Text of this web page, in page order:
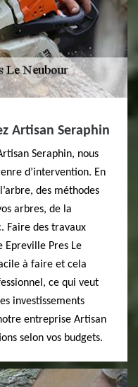
Artisan Seraphin
Seraphin, nous
d’intervention. En
des méthodes
arbres, de la
Faire des travaux
Epreville Pres Le
à faire et cela
ce qui veut
investissements
entreprise Artisan
selon vos budgets.